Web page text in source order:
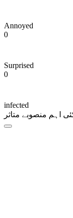
Annoyed
0
Surprised
0
infected
اہم منصوبے متاثر